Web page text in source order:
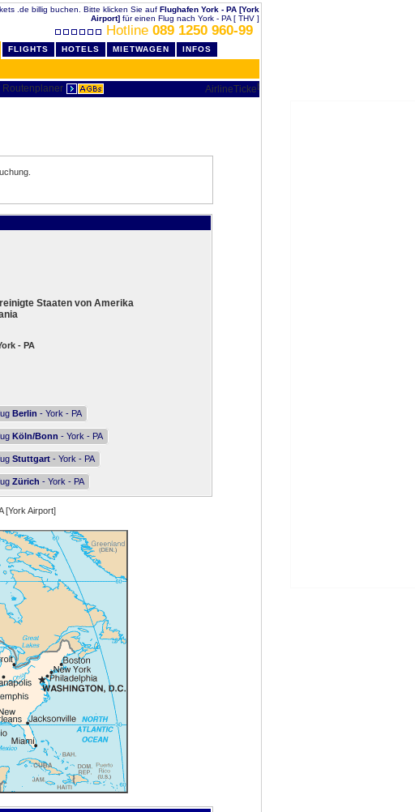
.de billig buchen. Bitte klicken Sie auf Flughafen York - PA [York
Airport] für einen Flug nach York - PA [ THV ]
Hotline 089 1250 960-99
FLIGHTS HOTELS MIETWAGEN INFOS
Staaten von Amerika
- PA
Berlin - York - PA
Köln/Bonn - York - PA
Stuttgart - York - PA
Zürich - York - PA